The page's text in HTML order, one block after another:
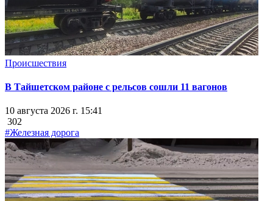
Происшествия
В Тайшетском районе с рельсов сошли 11 вагонов
10 августа 2026 г. 15:41
302
#Железная дорога